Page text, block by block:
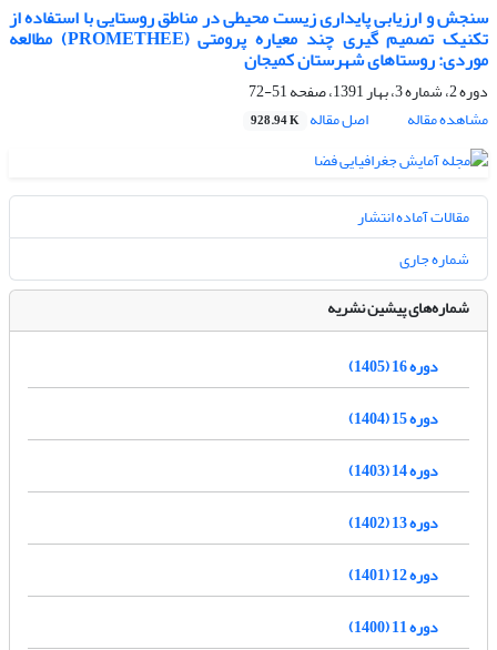
سنجش و ارزیابی پایداری زیست محیطی در مناطق روستایی با استفاده از
تکنیک تصمیم گیری چند معیاره پرومتی (PROMETHEE) مطالعه
موردی: روستاهای شهرستان کمیجان
دوره 2، شماره 3، بهار 1391، صفحه
51-72
مشاهده مقاله
اصل مقاله 928.94 K
مقالات آماده انتشار
شماره جاری
شماره‌های پیشین نشریه
دوره 16 (1405)
دوره 15 (1404)
دوره 14 (1403)
دوره 13 (1402)
دوره 12 (1401)
دوره 11 (1400)